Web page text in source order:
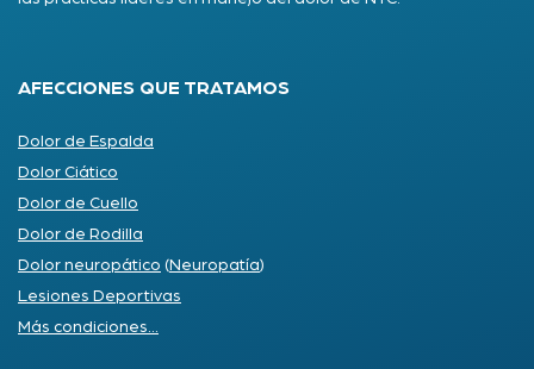
AFECCIONES QUE TRATAMOS
Dolor de Espalda
Dolor Ciático
Dolor de Cuello
Dolor de Rodilla
Dolor neuropático (Neuropatía)
Lesiones Deportivas
Más condiciones...